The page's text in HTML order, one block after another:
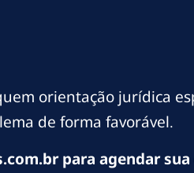
orientação jurídica
de forma favorável.
para agendar